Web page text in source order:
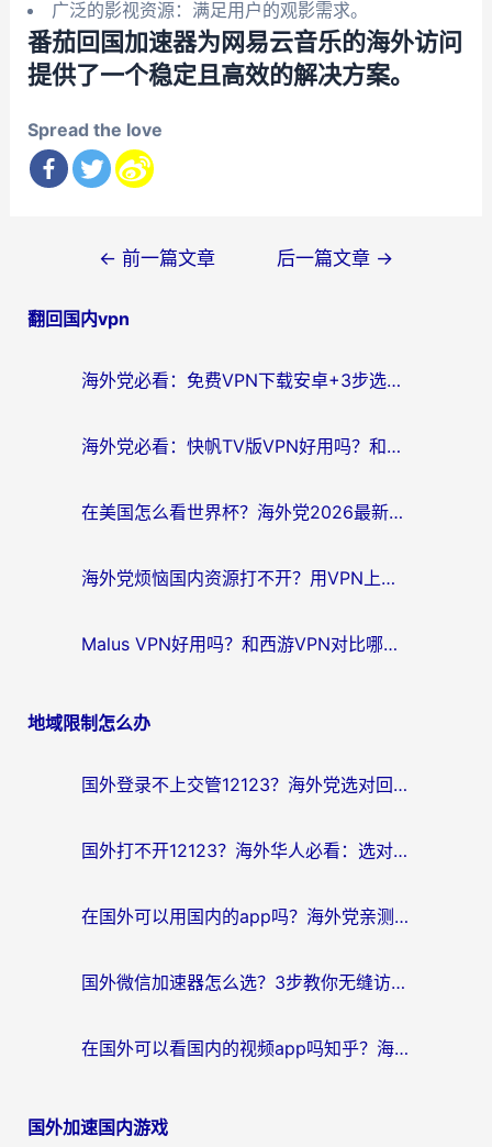
广泛的影视资源：满足用户的观影需求。
番茄回国加速器为网易云音乐的海外访问
提供了一个稳定且高效的解决方案。
Spread the love
导
← 前一篇文章 后一篇文章 →
翻回国内vpn
海外党必看：免费VPN下载安卓+3步选对国外到国内加速器，无缝刷国内资源
海外党必看：快帆TV版VPN好用吗？和斧牛手游VPN对比哪个回国效果更好？附电脑翻墙回国实用技巧
在美国怎么看世界杯？海外党2026最新回国加速器指南：从影音到游戏全搞定
海外党烦恼国内资源打不开？用VPN上海节点+这几点，轻松搞定回国加速！
Malus VPN好用吗？和西游VPN对比哪个回国效果更好？海外党亲测后的真实选择
地域限制怎么办
国外登录不上交管12123？海外党选对回国加速器，无缝访问国内资源不发愁
国外打不开12123？海外华人必看：选对回国加速器，无缝访问国内资源
在国外可以用国内的app吗？海外党亲测有效的回国加速方案
国外微信加速器怎么选？3步教你无缝访问国内资源（附避坑指南）
在国外可以看国内的视频app吗知乎？海外党亲测有效的追剧解决方案
国外加速国内游戏